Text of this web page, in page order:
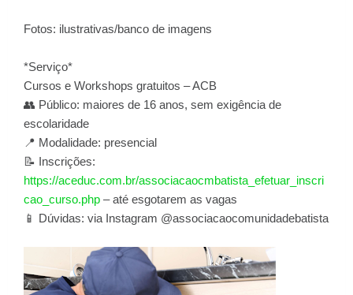
Fotos: ilustrativas/banco de imagens
*Serviço*
Cursos e Workshops gratuitos – ACB
👥 Público: maiores de 16 anos, sem exigência de
escolaridade
📍 Modalidade: presencial
📝 Inscrições:
https://aceduc.com.br/associacaocmbatista_efetuar_inscri
cao_curso.php – até esgotarem as vagas
📱 Dúvidas: via Instagram @associacaocomunidadebatista